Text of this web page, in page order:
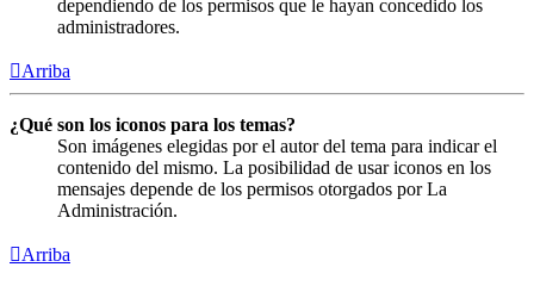
dependiendo de los permisos que le hayan concedido los
administradores.
Arriba
¿Qué son los iconos para los temas?
Son imágenes elegidas por el autor del tema para indicar el
contenido del mismo. La posibilidad de usar iconos en los
mensajes depende de los permisos otorgados por La
Administración.
Arriba